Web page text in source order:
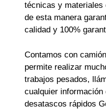
técnicas y materiales
de esta manera
calidad y 100%
Contamos con
permite realizar
trabajos pesados,
cualquier información
desatascos rápidos